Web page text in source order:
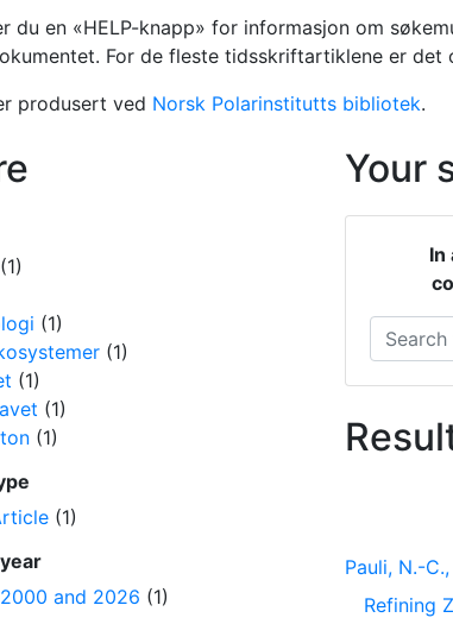
du en «HELP-knapp» for informasjon om
For de fleste tidsskriftartiklene er det
produsert ved Norsk Polarinstitutts bibliotek.
Your
In
Search
Pauli, N.-
Refining
(1)
(1)
(1)
(1)
(1)
(1)
(1)
and 2026 (1)